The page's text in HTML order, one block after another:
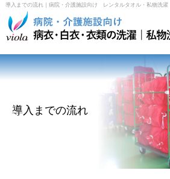
導入までの流れ｜病院・介護施設向け レンタルタオル・私物洗濯
導入までの流れ